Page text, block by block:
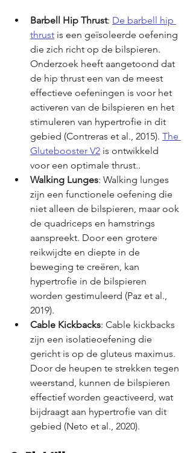
Barbell Hip Thrust: De barbell hip
thrust is een geïsoleerde oefening
die zich richt op de bilspieren.
Onderzoek heeft aangetoond dat
de hip thrust een van de meest
effectieve oefeningen is voor het
activeren van de bilspieren en het
stimuleren van hypertrofie in dit
gebied (Contreras et al., 2015). The
Glutebooster V2 is ontwikkeld
voor een optimale thrust..
Walking Lunges: Walking lunges
zijn een functionele oefening die
niet alleen de bilspieren, maar ook
de quadriceps en hamstrings
aanspreekt. Door een grotere
reikwijdte en diepte in de
beweging te creëren, kan
hypertrofie in de bilspieren
worden gestimuleerd (Paz et al.,
2019).
Cable Kickbacks: Cable kickbacks
zijn een isolatieoefening die
gericht is op de gluteus maximus.
Door de heupen te strekken tegen
weerstand, kunnen de bilspieren
effectief worden geactiveerd, wat
bijdraagt aan hypertrofie van dit
gebied (Neto et al., 2020).